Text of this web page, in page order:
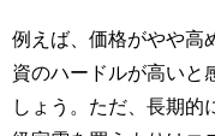
例えば、価格がやや高
資のハードルが高いと
しょう。ただ、長期的